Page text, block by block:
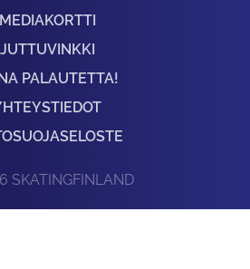
MEDIAKORTTI
JUTTUVINKKI
PALAUTETTA!
SKATINGFINLAND